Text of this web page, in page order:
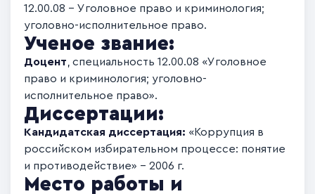
12.00.08 – Уголовное право и криминология;
уголовно-исполнительное право.
Ученое звание:
Доцент , специальность 12.00.08 «Уголовное
право и криминология; уголовно-
исполнительное право».
Диссертации:
Кандидатская диссертация: «Коррупция в
российском избирательном процессе: понятие
и противодействие» – 2006 г.
Место работы и